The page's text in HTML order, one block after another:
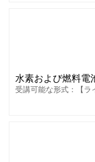
水素および燃料電
受講可能な形式：【ラ